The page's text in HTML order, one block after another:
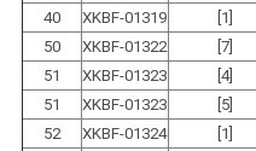
40
XKBF-01319 [1]
50
XKBF-01322 [7]
51
XKBF-01323 [4]
51
XKBF-01323 [5]
52
XKBF-01324 [1]